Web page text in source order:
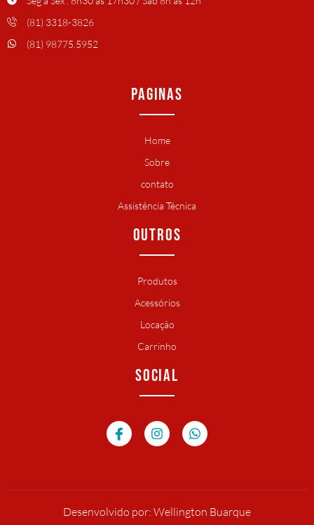
(81) 3318-3826
(81) 98775.5952
PAGINAS
Home
Sobre
contato
Assistência Técnica
OUTROS
Produtos
Acessórios
Locação
Carrinho
SOCIAL
Desenvolvido por: Wellington Buarque